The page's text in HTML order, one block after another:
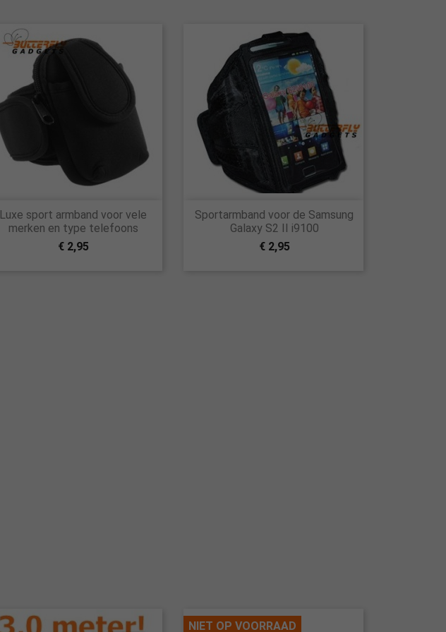
Snel bekijken
Luxe sport armband voor vele
merken en type telefoons
€ 2,95
Snel bekijken
Sportarmband voor de Samsung
Galaxy S2 II i9100
€ 2,95
NIET OP VOORRAAD